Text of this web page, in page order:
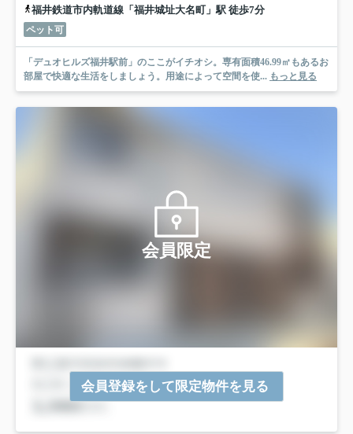
福井鉄道市内軌道線「福井城址大名町」駅 徒歩7分
ペット可
「デュオヒルズ福井駅前」のここがイチオシ。専有面積46.99㎡もあるお
部屋で快適な生活をしましょう。用途によって空間を使... もっと見る
会員限定
会員登録をして限定物件を見る